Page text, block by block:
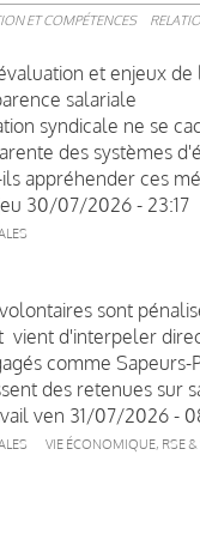
ET COMPÉTENCES
et enjeux
salariale
syndicale ne se
des systèmes
appréhender ces
30/07/2026 - 23:17
sont
vient d'interpeler
comme
des retenues sur
ven 31/07/2026 -
VIE ÉCONOMIQUE, RSE